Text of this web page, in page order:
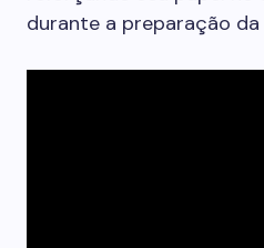
durante a preparação